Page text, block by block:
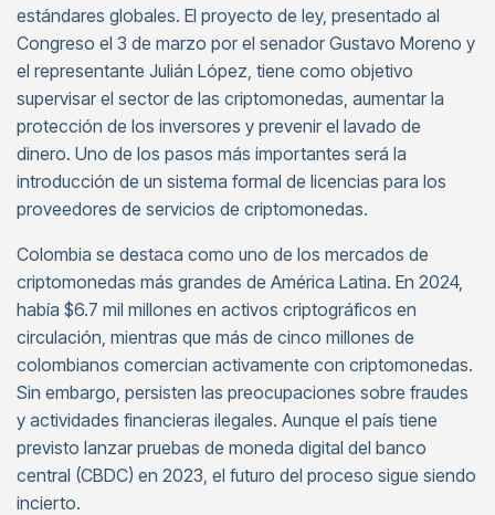
estándares globales. El proyecto de ley, presentado al
Congreso el 3 de marzo por el senador Gustavo Moreno y
el representante Julián López, tiene como objetivo
supervisar el sector de las criptomonedas, aumentar la
protección de los inversores y prevenir el lavado de
dinero. Uno de los pasos más importantes será la
introducción de un sistema formal de licencias para los
proveedores de servicios de criptomonedas.
Colombia se destaca como uno de los mercados de
criptomonedas más grandes de América Latina. En 2024,
había $6.7 mil millones en activos criptográficos en
circulación, mientras que más de cinco millones de
colombianos comercian activamente con criptomonedas.
Sin embargo, persisten las preocupaciones sobre fraudes
y actividades financieras ilegales. Aunque el país tiene
previsto lanzar pruebas de moneda digital del banco
central (CBDC) en 2023, el futuro del proceso sigue siendo
incierto.